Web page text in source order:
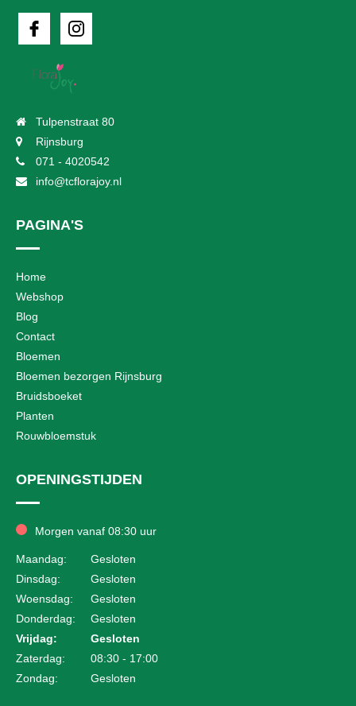
Tulpenstraat 80
Rijnsburg
071 - 4020542
info@tcflorajoy.nl
PAGINA'S
Home
Webshop
Blog
Contact
Bloemen
Bloemen bezorgen Rijnsburg
Bruidsboeket
Planten
Rouwbloemstuk
OPENINGSTIJDEN
Morgen vanaf 08:30 uur
Maandag:
Gesloten
Dinsdag:
Gesloten
Woensdag:
Gesloten
Donderdag:
Gesloten
Vrijdag:
Gesloten
Zaterdag:
08:30 - 17:00
Zondag:
Gesloten